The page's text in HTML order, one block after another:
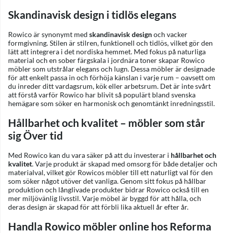
Skandinavisk design i tidlös elegans
Rowico är synonymt med skandinavisk designoch vacker
formgivning. Stilen är stilren, funktionell och tidlös, vilket gör den
lätt att integrera i det nordiska hemmet. Med fokus på naturliga
material och en sober färgskala i jordnära toner skapar Rowico
möbler som utstrålar elegans och lugn. Dessa möbler är designade
för att enkelt passa in och förhöja känslan i varje rum – oavsett om
du inreder ditt vardagsrum, kök eller arbetsrum. Det är inte svårt
att förstå varför Rowico har blivit så populärt bland svenska
hemägare som söker en harmonisk och genomtänkt inredningsstil.
Hållbarhet och kvalitet – möbler som står
sig Över tid
Med Rowico kan du vara säker på att du investerar i hållbarhet och
kvalitet. Varje produkt är skapad med omsorg för både detaljer och
materialval, vilket gör Rowicos möbler till ett naturligt val för den
som söker något utöver det vanliga. Genom sitt fokus på hållbar
produktion och långlivade produkter bidrar Rowico också till en
mer miljövänlig livsstil. Varje möbel är byggd för att hålla, och
deras design är skapad för att förbli lika aktuell år efter år.
Handla Rowico möbler online hos Reforma